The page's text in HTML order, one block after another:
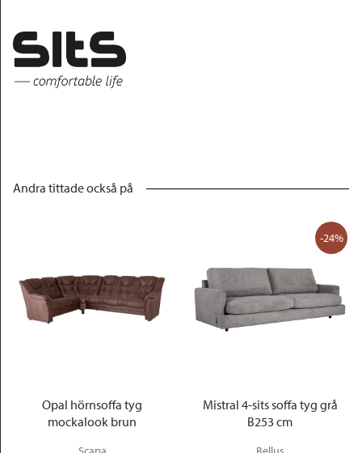
Andra tittade också på
Opal hörnsoffa tyg
mockalook brun
-24%
Mistral 4-sits soffa tyg grå
B253 cm